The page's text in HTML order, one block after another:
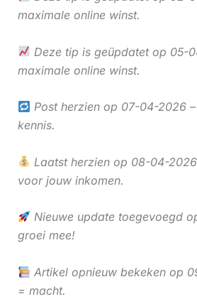
maximale online winst.
Deze tip is geüpdatet op 05-
maximale online winst.
Post herzien op 07-04-2026
kennis.
Laatst herzien op 08-04-
voor jouw inkomen.
Nieuwe update toegevoegd
groei mee!
Artikel opnieuw bekeken op
= macht.